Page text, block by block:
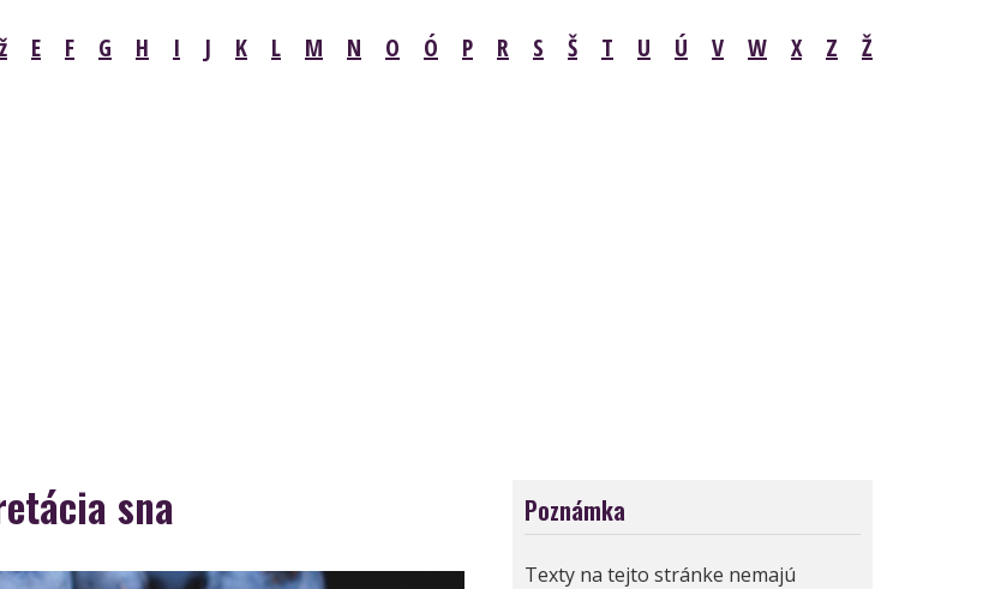
E F G H I J K L M N O Ó P R S Š T U Ú V W X Z Ž
sna Poznámka
Texty na tejto stránke nemajú